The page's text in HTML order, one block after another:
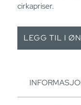
cirkapriser.
LEGG TIL I